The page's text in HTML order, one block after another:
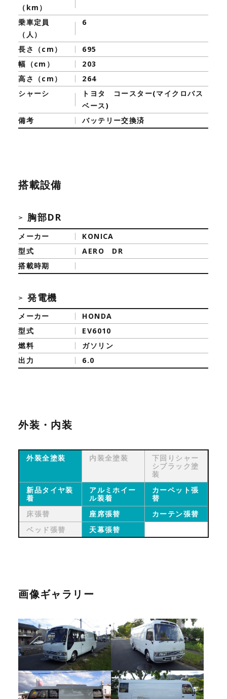
（km）
乗車定員
（人）
6
長さ（cm）
695
幅（cm）
203
高さ（cm）
264
シャーシ
トヨタ コースター(マイクロバス
ベース)
備考
バッテリー交換済
搭載設備
胸部DR
メーカー
KONICA
型式
AERO DR
搭載時期
発電機
メーカー
HONDA
型式
EV6010
燃料
ガソリン
出力
6.0
外装・内装
外装全塗装 内装全塗装
下回りシャー
シブラック塗
装
新品タイヤ装
着
アルミホイー
ル装着
カーペット張
替
床張替
座席張替
カーテン張替
ベッド張替
天幕張替
画像ギャラリー